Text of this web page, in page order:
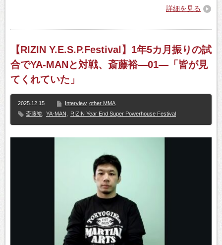
詳細を見る
【RIZIN Y.E.S.P.Festival】1年5カ月振りの試
合でYA-MANと対戦、斎藤裕—01—「皆が見
てくれていた」
2025.12.15 Interview other MMA
斎藤裕
YA-MAN RIZIN Year End Super Powerhouse Festival